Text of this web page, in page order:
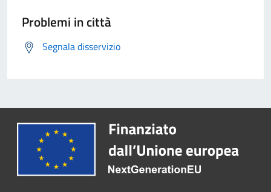
Problemi in città
Segnala disservizio